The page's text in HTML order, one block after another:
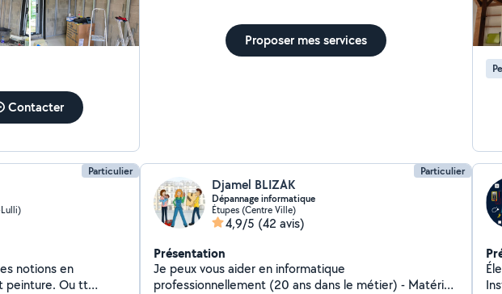
Contacter
Proposer mes services
Particulier
notions en
peinture. Ou tt
Particulier
Djamel BLIZAK
Dépannage informatique
Étupes (Centre Ville)
4,9/5 (42 avis)
Présentation
Je peux vous aider en informatique
professionnellement (20 ans dans le métier) - Matériel,